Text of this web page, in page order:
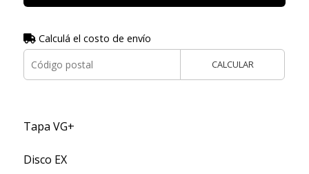
Calculá el costo de envío
CALCULAR
Tapa VG+
Disco EX